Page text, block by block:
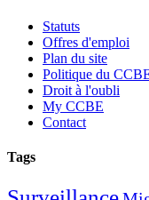
Statuts
Offres d'emploi
Plan du site
Politique du
Droit à l'oubli
My CCBE
Contact
Tags